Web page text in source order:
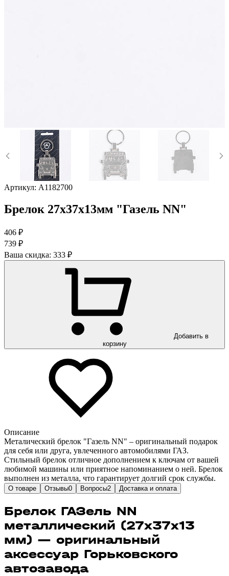
Артикул: А1182700
Брелок 27х37х13мм "Газель NN"
406 ₽
739 ₽
Ваша скидка: 333 ₽
Добавить в
корзину
Описание
Металический брелок "Газель NN" – оригинальный подарок
для себя или друга, увлеченного автомобилями ГАЗ.
Стильный брелок отличное дополнением к ключам от вашей
любимой машины или приятное напоминанием о ней. Брелок
выполнен из металла, что гарантирует долгий срок службы.
О товаре Отзывы0 Вопросы2 Доставка и оплата
Брелок ГАЗель NN
металлический (27х37х13
мм) — оригинальный
аксессуар Горьковского
автозавода